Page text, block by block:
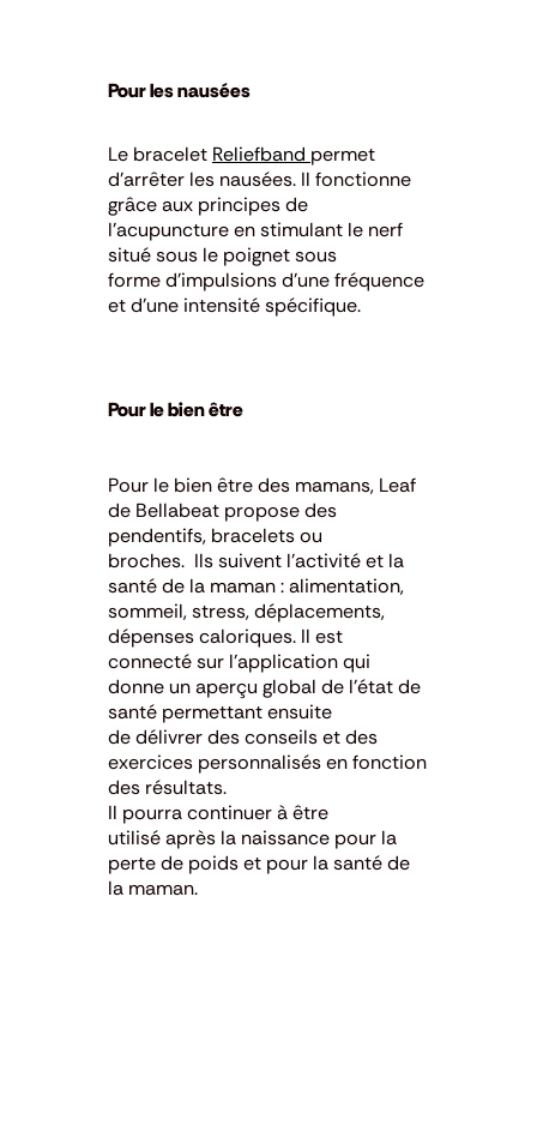
Pour les nausées
Le bracelet Reliefband permet
d’arrêter les nausées. Il fonctionne
grâce aux principes de
l’acupunctureen stimulant le nerf
situé sous le poignet sous
formed’impulsions d’une fréquence
et d’une intensité spécifique.
Pour le bien être
Pour le bien être des mamans, Leaf
de Bellabeat propose des
pendentifs, bracelets ou
broches. Ils suivent l’activité et la
santé de la maman : alimentation,
sommeil, stress, déplacements,
dépenses caloriques. Il est
connecté sur l’application qui
donne un aperçu global de l’état de
santé permettant ensuite
de délivrer des conseils et des
exercices personnalisés en fonction
des résultats.
Il pourra continuer à être
utilisé après la naissance pour la
perte de poids et pour la santé de
la maman.